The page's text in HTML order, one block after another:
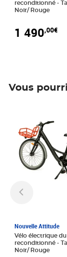
reconditionné - Taille normale -
Noir/ Rouge
1 490,00€
Vous
Nouvelle Attitude
Vélo électrique
reconditionné - Taille normale -
Noir/ Rouge